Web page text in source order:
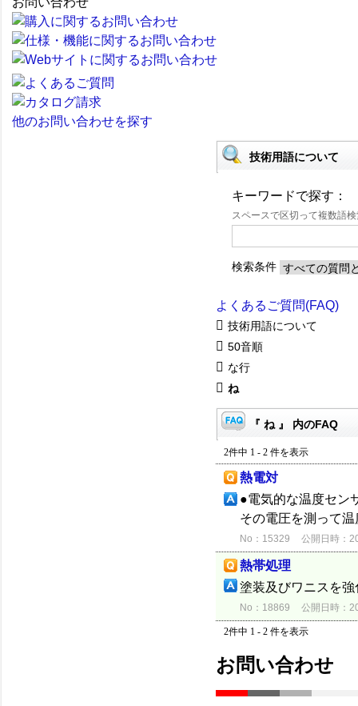
他のお問い合わせを探す
技術用語について
キーワードで探す：
スペースで区切って複数語
検索条件
よくあるご質問(FAQ)
技術用語について
50音順
な行
ね
『 ね 』 内のFAQ
2件中 1 - 2 件を表示
熱電対
●電気的な温度セン
その電圧を測って
No：15329 公開日時：
熱帯処理
塗装及びワニスを
No：18869 公開日時：
2件中 1 - 2 件を表示
お問い合わせ